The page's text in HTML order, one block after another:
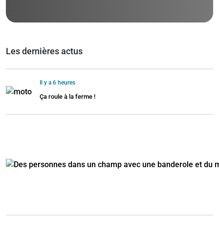
Les dernières actus
Il y a 6 heures
Ça roule à la ferme !